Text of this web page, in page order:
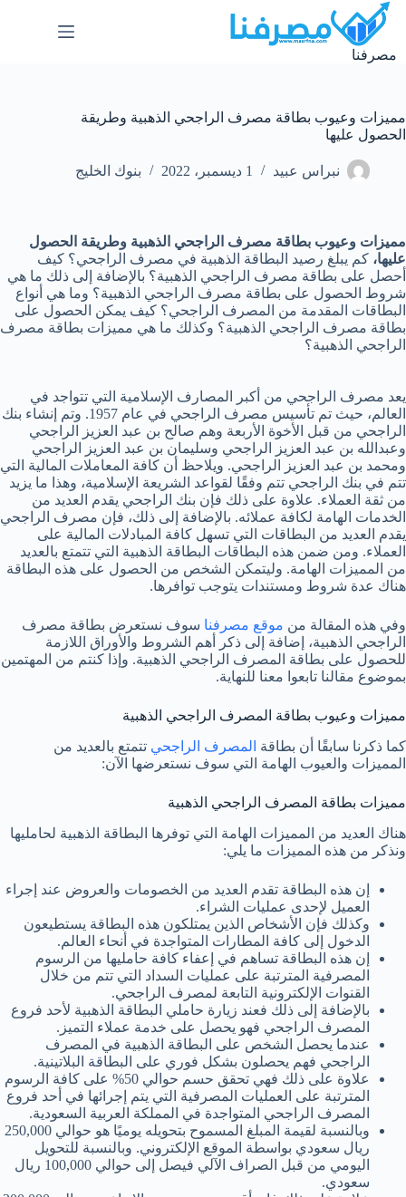
التجاوز
المحتوى
مصرفنا
مميزات وعيوب بطاقة مصرف الراجحي الذهبية وطريقة
الحصول عليها
نبراس عبيد 1 ديسمبر، 2022 بنوك الخليج
مميزات وعيوب بطاقة مصرف الراجحي الذهبية وطريقة الحصول
عليها، كم يبلغ رصيد البطاقة الذهبية في مصرف الراجحي؟ كيف
أحصل على بطاقة مصرف الراجحي الذهبية؟ بالإضافة إلى ذلك ما هي
شروط الحصول على بطاقة مصرف الراجحي الذهبية؟ وما هي أنواع
البطاقات المقدمة من المصرف الراجحي؟ كيف يمكن الحصول على
بطاقة مصرف الراجحي الذهبية؟ وكذلك ما هي مميزات بطاقة مصرف
الراجحي الذهبية؟
يعد مصرف الراجحي من أكبر المصارف الإسلامية التي تتواجد في
العالم، حيث تم تأسيس مصرف الراجحي في عام 1957. وتم إنشاء بنك
الراجحي من قبل الأخوة الأربعة وهم صالح بن عبد العزيز الراجحي
وعبدالله بن عبد العزيز الراجحي وسليمان بن عبد العزيز الراجحي
ومحمد بن عبد العزيز الراجحي. ويلاحظ أن كافة المعاملات المالية التي
تتم في بنك الراجحي تتم وفقًا لقواعد الشريعة الإسلامية، وهذا ما يزيد
من ثقة العملاء. علاوة على ذلك فإن بنك الراجحي يقدم العديد من
الخدمات الهامة لكافة عملائه. بالإضافة إلى ذلك، فإن مصرف الراجحي
يقدم العديد من البطاقات التي تسهل كافة المبادلات المالية على
العملاء. ومن ضمن هذه البطاقات البطاقة الذهبية التي تتمتع بالعديد
من المميزات الهامة. وليتمكن الشخص من الحصول على هذه البطاقة
هناك عدة شروط ومستندات يتوجب توافرها.
وفي هذه المقالة من موقع مصرفنا سوف نستعرض بطاقة مصرف
الراجحي الذهبية، إضافة إلى ذكر أهم الشروط والأوراق اللازمة
للحصول على بطاقة المصرف الراجحي الذهبية. وإذا كنتم من المهتمين
بموضوع مقالنا تابعوا معنا للنهاية.
مميزات وعيوب بطاقة المصرف الراجحي الذهبية
كما ذكرنا سابقًا أن بطاقة المصرف الراجحي تتمتع بالعديد من
المميزات والعيوب الهامة التي سوف نستعرضها الآن:
مميزات بطاقة المصرف الراجحي الذهبية
هناك العديد من المميزات الهامة التي توفرها البطاقة الذهبية لحامليها
ونذكر من هذه المميزات ما يلي:
إن هذه البطاقة تقدم العديد من الخصومات والعروض عند إجراء
العميل لإحدى عمليات الشراء.
وكذلك فإن الأشخاص الذين يمتلكون هذه البطاقة يستطيعون
الدخول إلى كافة المطارات المتواجدة في أنحاء العالم.
إن هذه البطاقة تساهم في إعفاء كافة حامليها من الرسوم
المصرفية المترتبة على عمليات السداد التي تتم من خلال
القنوات الإلكترونية التابعة لمصرف الراجحي.
بالإضافة إلى ذلك فعند زيارة حاملي البطاقة الذهبية لأحد فروع
المصرف الراجحي فهو يحصل على خدمة عملاء التميز.
عندما يحصل الشخص على البطاقة الذهبية في المصرف
الراجحي فهم يحصلون بشكل فوري على البطاقة البلاتينية.
علاوة على ذلك فهي تحقق حسم حوالي 50% على كافة الرسوم
المترتبة على العمليات المصرفية التي يتم إجرائها في أحد فروع
المصرف الراجحي المتواجدة في المملكة العربية السعودية.
وبالنسبة لقيمة المبلغ المسموح بتحويله يوميًا هو حوالي 250,000
ريال سعودي بواسطة الموقع الإلكتروني. وبالنسبة للتحويل
اليومي من قبل الصراف الآلي فيصل إلى حوالي 100,000 ريال
سعودي.